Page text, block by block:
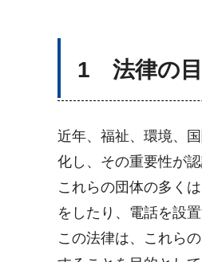
1 法律の目
近年、福祉、環境、
化し、その重要性が
これらの団体の多く
をしたり、電話を設
この法律は、これら